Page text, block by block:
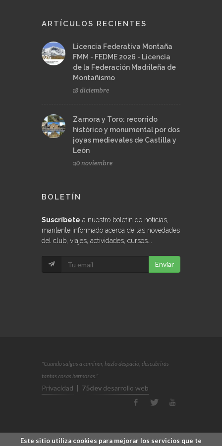
ARTÍCULOS RECIENTES
Licencia Federativa Montaña
FMM - FEDME 2026 - Licencia
de la Federación Madrileña de
Montañismo
18 diciembre
Zamora y Toro: recorrido
histórico y monumental por dos
joyas medievales de Castilla y
León
20 noviembre
BOLETÍN
Suscríbete a nuestro boletín de noticias,
mantente informado acerca de las novedades
del club, viajes, actividades, cursos...
Enviar
"Cuando salgas a caminar, hazlo despacio, descubrirás
tantas cosas hermosas."
Privacidad | 75dev desarrollo web
Este sitio utiliza cookies para mejorar los servicios que te